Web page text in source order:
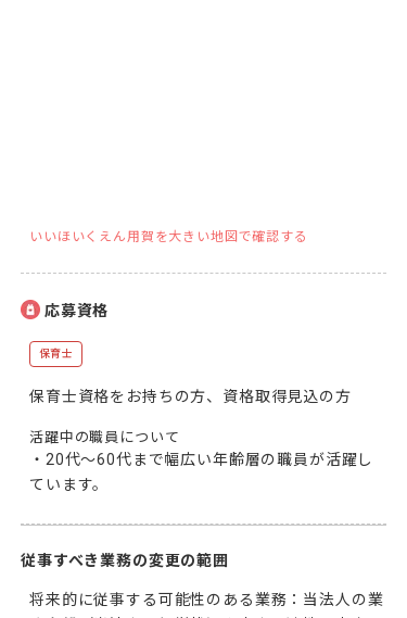
いいほいくえん用賀を大きい地図で確認する
応募資格
保育士
保育士資格をお持ちの方、資格取得見込の方
活躍中の職員について
・20代～60代まで幅広い年齢層の職員が活躍し
ています。
従事すべき業務の変更の範囲
将来的に従事する可能性のある業務：当法人の業